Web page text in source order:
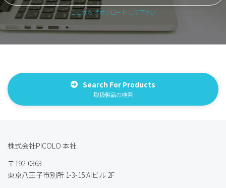
ここから ダウンロード して下さい
Search For Products
取扱製品の検索
株式会社PICOLO 本社
〒192-0363
東京八王子市別所 1-3-15 AIビル 2F